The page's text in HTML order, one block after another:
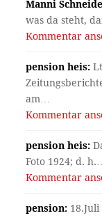
Manni
was da steht,
Kommentar
pension heis:
am…
Kommentar
pension heis:
Foto 1924; d. h.…
Kommentar
pension: